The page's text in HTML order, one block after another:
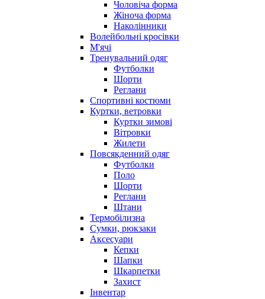
Чоловіча форма
Жіноча форма
Наколінники
Волейбольні кросівки
М'ячі
Тренувальний одяг
Футболки
Шорти
Реглани
Спортивні костюми
Куртки, ветровки
Куртки зимові
Вітровки
Жилети
Повсякденний одяг
Футболки
Поло
Шорти
Реглани
Штани
Термобілизна
Сумки, рюкзаки
Аксесуари
Кепки
Шапки
Шкарпетки
Захист
Інвентар